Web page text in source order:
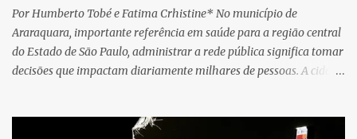
Por Humberto Tobé e Fatima Crhistine* No município de
Araraquara, importante referência em saúde para a região central
do Estado de São Paulo, administrar a rede pública significa tomar
decisões que impactam diariamente milhares de pessoas. A cidade
município, mas também de diversas cidades do entorno,